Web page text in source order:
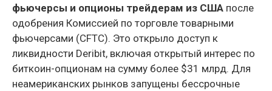
фьючерсы и опционы трейдерам из США после
одобрения Комиссией по торговле товарными
фьючерсами (CFTC). Это открыло доступ к
ликвидности Deribit, включая открытый интерес по
биткоин-опционам на сумму более $31 млрд. Для
неамериканских рынков запущены бессрочные